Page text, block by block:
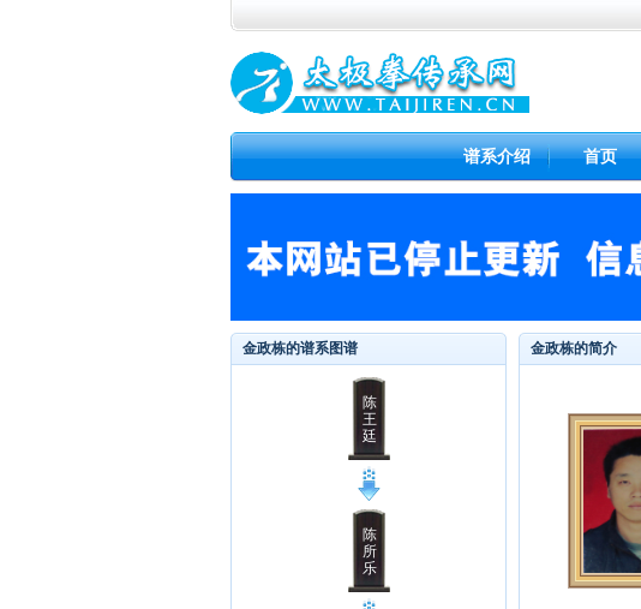
谱系介绍 首页
金政栋的谱系图谱
陈
王
廷
陈
所
乐
金政栋的简介